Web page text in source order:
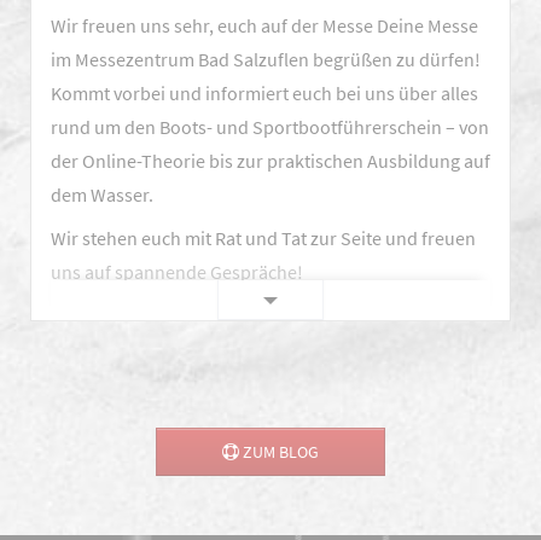
wir
auf
der
Bootsmesse
MAGDEBOOT
Wir freuen uns sehr, euch auf der Messe Deine Messe
im Messezentrum Bad Salzuflen begrüßen zu dürfen!
Kommt vorbei und informiert euch bei uns über alles
rund um den Boots- und Sportbootführerschein – von
der Online-Theorie bis zur praktischen Ausbildung auf
dem Wasser.
Wir stehen euch mit Rat und Tat zur Seite und freuen
uns auf spannende Gespräche!
ZUM BLOG